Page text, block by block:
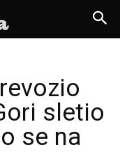
sletio
se na